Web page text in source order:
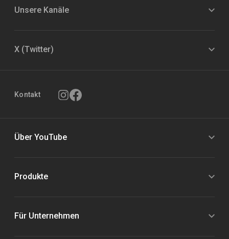
Unsere Kanäle
X (Twitter)
Kontakt
Über YouTube
Produkte
Für Unternehmen